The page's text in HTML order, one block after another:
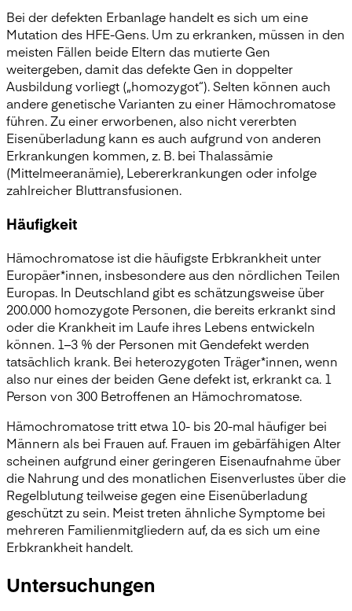
Bei der defekten Erbanlage handelt es sich um eine
Mutation des HFE-Gens. Um zu erkranken, müssen in den
meisten Fällen beide Eltern das mutierte Gen
weitergeben, damit das defekte Gen in doppelter
Ausbildung vorliegt („homozygot“). Selten können auch
andere genetische Varianten zu einer Hämochromatose
führen. Zu einer erworbenen, also nicht vererbten
Eisenüberladung kann es auch aufgrund von anderen
Erkrankungen kommen, z. B. bei Thalassämie
(Mittelmeeranämie), Lebererkrankungen oder infolge
zahlreicher Bluttransfusionen.
Häufigkeit
Hämochromatose ist die häufigste Erbkrankheit unter
Europäer*innen, insbesondere aus den nördlichen Teilen
Europas. In Deutschland gibt es schätzungsweise über
200.000 homozygote Personen, die bereits erkrankt sind
oder die Krankheit im Laufe ihres Lebens entwickeln
können. 1–3 % der Personen mit Gendefekt werden
tatsächlich krank. Bei heterozygoten Träger*innen, wenn
also nur eines der beiden Gene defekt ist, erkrankt ca. 1
Person von 300 Betroffenen an Hämochromatose.
Hämochromatose tritt etwa 10- bis 20-mal häufiger bei
Männern als bei Frauen auf. Frauen im gebärfähigen Alter
scheinen aufgrund einer geringeren Eisenaufnahme über
die Nahrung und des monatlichen Eisenverlustes über die
Regelblutung teilweise gegen eine Eisenüberladung
geschützt zu sein. Meist treten ähnliche Symptome bei
mehreren Familienmitgliedern auf, da es sich um eine
Erbkrankheit handelt.
Untersuchungen